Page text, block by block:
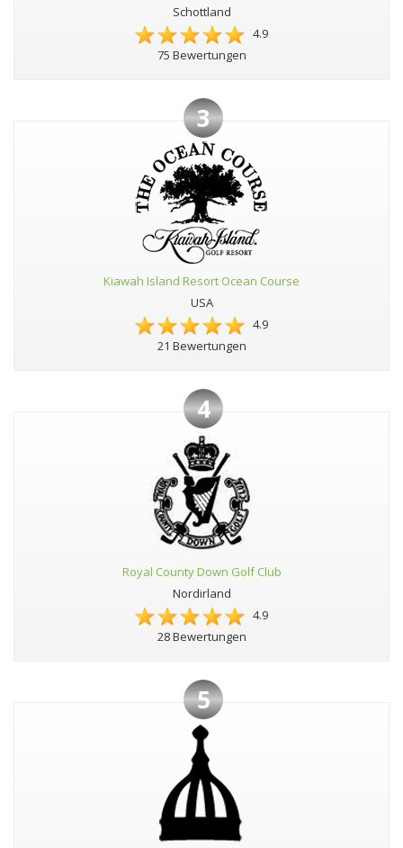
Schottland
4.9
75 Bewertungen
3
Kiawah Island Resort Ocean Course
USA
4.9
21 Bewertungen
4
Royal County Down Golf Club
Nordirland
4.9
28 Bewertungen
5